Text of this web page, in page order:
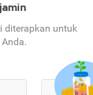
diterapkan untuk